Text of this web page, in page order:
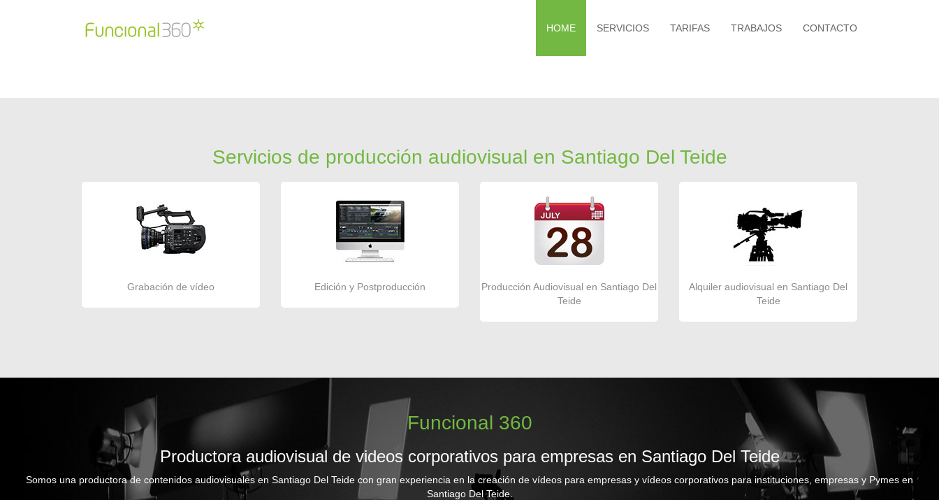
HOME SERVICIOS TARIFAS TRABAJOS CONTACTO
Servicios de producción audiovisual en Santiago Del Teide
Grabación de vídeo
en Santiago Del Teide? Ponemos a
tu alcance equipos de grabación en
Santiago Del Teide, ENG
profesionales y broadcast para la
grabación de noticias, eventos,
Edición y Postproducción
Si lo que buscas es una sala de
edición, postproducción o 3D en
Santiago Del Teide, puedes contar
con nosotros. Contacta con nosotros
y cuéntanos tus necesidades.
Producción Audiovisual en Santiago Del
Teide
¿Te ayudamos con la producción
administrativas, etc todo lo que
audiovisual en Santiago Del Teide
Alquiler audiovisual en Santiago Del
Teide
sin personal técnico?l Contamos con
equipo audiovisual propio para tu
producciones, Autocue, cámara de
vídeo, monitores, grabadores.
Contacta con nuestra empresa
Funcional 360
Productora audiovisual de videos corporativos para empresas en Santiago Del Teide
Somos una productora de contenidos audiovisuales en Santiago Del Teide con gran experiencia en la creación de vídeos para empresas y vídeos corporativos para instituciones, empresas y Pymes en
Santiago Del Teide.